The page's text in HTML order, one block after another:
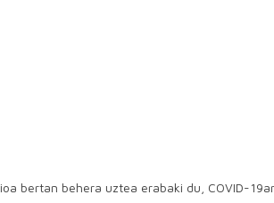
bertan behera uztea erabaki du, COVID-